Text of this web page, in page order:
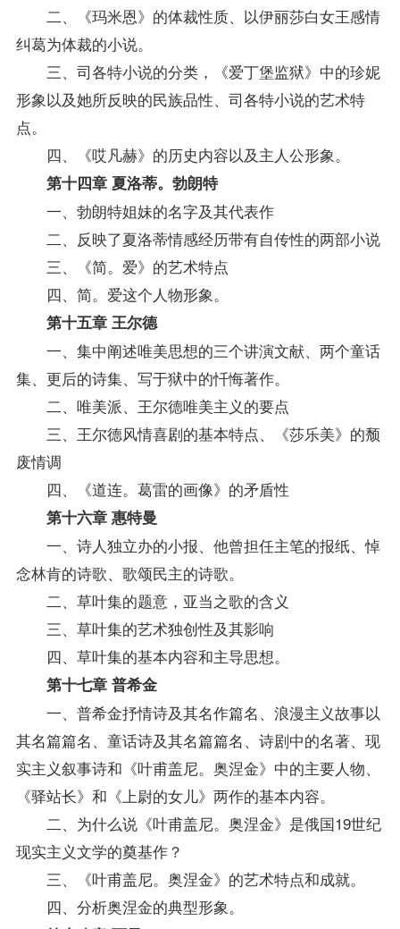
二、《玛米恩》的体裁性质、以伊丽莎白女王感情
纠葛为体裁的小说。
三、司各特小说的分类，《爱丁堡监狱》中的珍妮
形象以及她所反映的民族品性、司各特小说的艺术特
点。
四、《哎凡赫》的历史内容以及主人公形象。
第十四章 夏洛蒂。勃朗特
一、勃朗特姐妹的名字及其代表作
二、反映了夏洛蒂情感经历带有自传性的两部小说
三、《简。爱》的艺术特点
四、简。爱这个人物形象。
第十五章 王尔德
一、集中阐述唯美思想的三个讲演文献、两个童话
集、更后的诗集、写于狱中的忏悔著作。
二、唯美派、王尔德唯美主义的要点
三、王尔德风情喜剧的基本特点、《莎乐美》的颓
废情调
四、《道连。葛雷的画像》的矛盾性
第十六章 惠特曼
一、诗人独立办的小报、他曾担任主笔的报纸、悼
念林肯的诗歌、歌颂民主的诗歌。
二、草叶集的题意，亚当之歌的含义
三、草叶集的艺术独创性及其影响
四、草叶集的基本内容和主导思想。
第十七章 普希金
一、普希金抒情诗及其名作篇名、浪漫主义故事以
其名篇篇名、童话诗及其名篇篇名、诗剧中的名著、现
实主义叙事诗和《叶甫盖尼。奥涅金》中的主要人物、
《驿站长》和《上尉的女儿》两作的基本内容。
二、为什么说《叶甫盖尼。奥涅金》是俄国19世纪
现实主义文学的奠基作？
三、《叶甫盖尼。奥涅金》的艺术特点和成就。
四、分析奥涅金的典型形象。